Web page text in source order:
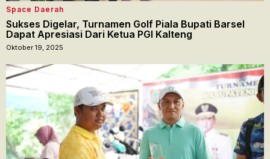
Space Daerah
Sukses Digelar, Turnamen Golf Piala Bupati Barsel
Dapat Apresiasi Dari Ketua PGI Kalteng
Oktober 19, 2025